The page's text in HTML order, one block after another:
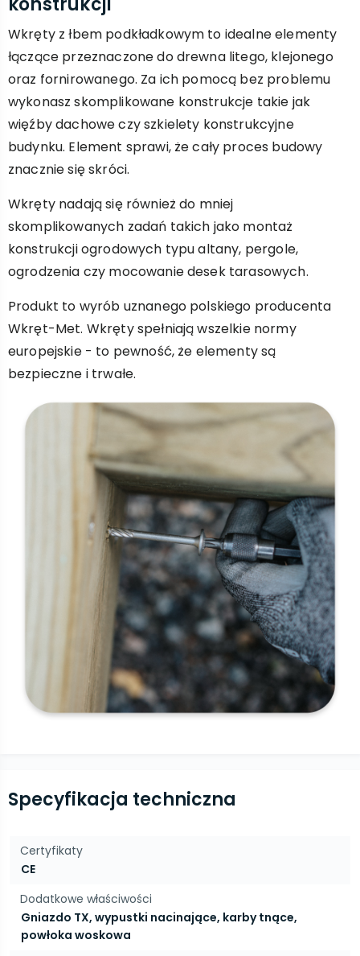
Wkręty z łbem podkładkowym to idealne elementy
łączące przeznaczone do drewna litego, klejonego
oraz fornirowanego. Za ich pomocą bez problemu
wykonasz skomplikowane konstrukcje takie jak
więźby dachowe czy szkielety konstrukcyjne
budynku. Element sprawi, że cały proces budowy
znacznie się skróci.
Wkręty nadają się również do mniej
skomplikowanych zadań takich jako montaż
konstrukcji ogrodowych typu altany, pergole,
ogrodzenia czy mocowanie desek tarasowych.
Produkt to wyrób uznanego polskiego producenta
Wkręt-Met. Wkręty spełniają wszelkie normy
europejskie - to pewność, że elementy są
bezpieczne i trwałe.
Specyfikacja techniczna
Certyfikaty
CE
Dodatkowe właściwości
Gniazdo TX, wypustki nacinające, karby tnące,
powłoka woskowa